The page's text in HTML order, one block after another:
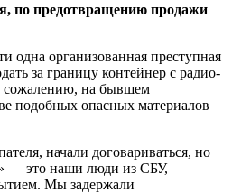
по предотвращению продажи
одна организованная преступная
за границу контейнер с радио­
сожалению, на бывшем
подобных опасных материалов
начали договариваться, но
— это наши люди из СБУ,
Мы задержали